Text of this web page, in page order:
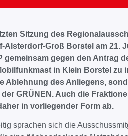
Sitzung des
Alsterdorf-Groß Borstel am 21.
gemeinsam gegen den Antrag
in Klein Borstel zu
Ablehnung des Anliegens,
GRÜNEN. Auch die
in vorliegender Form ab.
sprachen sich die